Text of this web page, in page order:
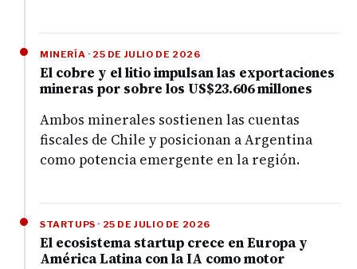
MINERÍA · 25 DE JULIO DE 2026
El cobre y el litio impulsan las exportaciones
mineras por sobre los US$23.606 millones
Ambos minerales sostienen las cuentas
fiscales de Chile y posicionan a Argentina
como potencia emergente en la región.
STARTUPS · 25 DE JULIO DE 2026
El ecosistema startup crece en Europa y
América Latina con la IA como motor